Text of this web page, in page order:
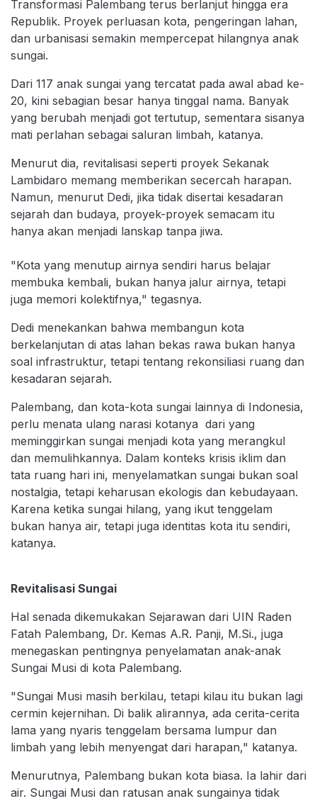
Transformasi Palembang terus berlanjut hingga era
Republik. Proyek perluasan kota, pengeringan lahan,
dan urbanisasi semakin mempercepat hilangnya anak
sungai.
Dari 117 anak sungai yang tercatat pada awal abad ke-
20, kini sebagian besar hanya tinggal nama. Banyak
yang berubah menjadi got tertutup, sementara sisanya
mati perlahan sebagai saluran limbah, katanya.
Menurut dia, revitalisasi seperti proyek Sekanak
Lambidaro memang memberikan secercah harapan.
Namun, menurut Dedi, jika tidak disertai kesadaran
sejarah dan budaya, proyek-proyek semacam itu
hanya akan menjadi lanskap tanpa jiwa.
"Kota yang menutup airnya sendiri harus belajar
membuka kembali, bukan hanya jalur airnya, tetapi
juga memori kolektifnya," tegasnya.
Dedi menekankan bahwa membangun kota
berkelanjutan di atas lahan bekas rawa bukan hanya
soal infrastruktur, tetapi tentang rekonsiliasi ruang dan
kesadaran sejarah.
Palembang, dan kota-kota sungai lainnya di Indonesia,
perlu menata ulang narasi kotanya dari yang
meminggirkan sungai menjadi kota yang merangkul
dan memulihkannya. Dalam konteks krisis iklim dan
tata ruang hari ini, menyelamatkan sungai bukan soal
nostalgia, tetapi keharusan ekologis dan kebudayaan.
Karena ketika sungai hilang, yang ikut tenggelam
bukan hanya air, tetapi juga identitas kota itu sendiri,
katanya.
Revitalisasi Sungai
Hal senada dikemukakan Sejarawan dari UIN Raden
Fatah Palembang, Dr. Kemas A.R. Panji, M.Si., juga
menegaskan pentingnya penyelamatan anak-anak
Sungai Musi di kota Palembang.
"Sungai Musi masih berkilau, tetapi kilau itu bukan lagi
cermin kejernihan. Di balik alirannya, ada cerita-cerita
lama yang nyaris tenggelam bersama lumpur dan
limbah yang lebih menyengat dari harapan," katanya.
Menurutnya, Palembang bukan kota biasa. Ia lahir dari
air. Sungai Musi dan ratusan anak sungainya tidak